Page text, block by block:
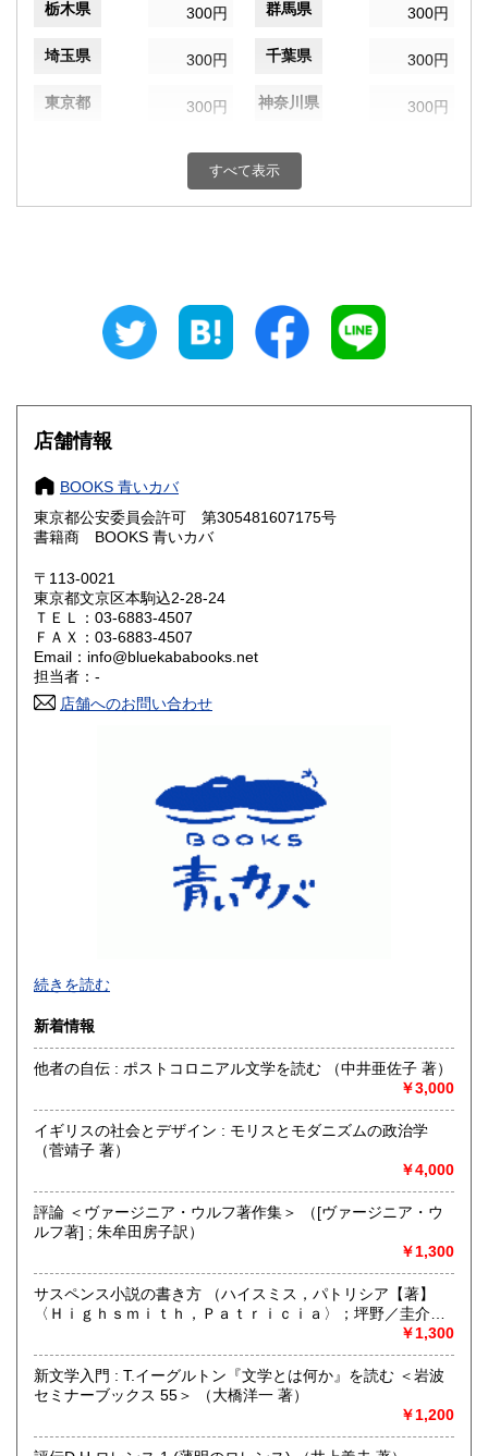
栃木県 300円 群馬県 300円
埼玉県 300円 千葉県 300円
東京都 300円 神奈川県 300円
300円 富山県
300円 三重県
大阪府
奈良県
鳥取県 300円 島根県
岡山県
山口県 300円
香川県
高知県 300円
300円
300円 鹿児島県
300円
すべて表示
店舗情報
BOOKS 青いカバ
東京都公安委員会許可 第305481607175号
書籍商 BOOKS 青いカバ
〒113-0021
東京都文京区本駒込2-28-24
ＴＥＬ：03-6883-4507
ＦＡＸ：03-6883-4507
Email：info@bluekababooks.net
担当者：-
店舗へのお問い合わせ
各線 駒込駅、南北線 本駒込駅、都営三田線 千石駅より徒歩
５～１０分。
ネットショップ登録されていないものがほとんどですので、
ぜひ当店にも足をお運びください。
また買取のご相談も承ります。
沿線名：JR山手線、東京メトロ南北線
最寄駅：駒込駅
定休日：火曜 木曜
書籍の買取について
出張買取や宅配での買取も承りますので、
お気軽にお問合せください。
お引越し、蔵書整理等、ジャンル問わず「面白い本」を大切
取り扱い分野
哲学宗教、歴史、社会科学、自然科学、美術工芸、国語国
続きを読む
新着情報
他者の自伝 : ポストコロニアル文学を読む （中井亜佐子 著）
￥3,000
イギリスの社会とデザイン : モリスとモダニズムの政治学
（菅靖子 著）
￥4,000
評論 ＜ヴァージニア・ウルフ著作集＞ （[ヴァージニア・ウ
ルフ著] ; 朱牟田房子訳）
￥1,300
サスペンス小説の書き方 （ハイスミス，パトリシア【著】
〈Ｈｉｇｈｓｍｉｔｈ，Ｐａｔｒｉｃｉａ〉；坪野／圭介
￥1,300
新文学入門 : T.イーグルトン『文学とは何か』を読む ＜岩波
セミナーブックス 55＞ （大橋洋一 著）
￥1,200